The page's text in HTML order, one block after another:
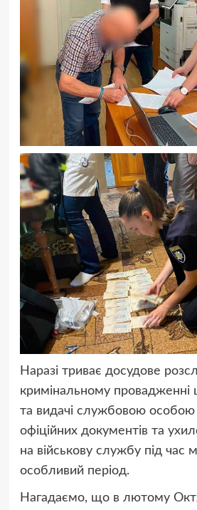
Наразі триває досудове
кримінальному
та видачі службовою особою
офіційних документів та
на військову службу під час
особливий період.
Нагадаємо, що в лютому